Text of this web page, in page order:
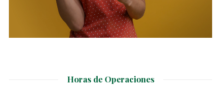
Horas de Operaciones